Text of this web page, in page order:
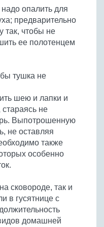
опалить для
предварительно
так, чтобы не
ее полотенцем
тушка не
шею и лапки и
не
Выпотрошенную
не оставляя
также
особенно
сковороде, так и
в гусятнице с
домашней